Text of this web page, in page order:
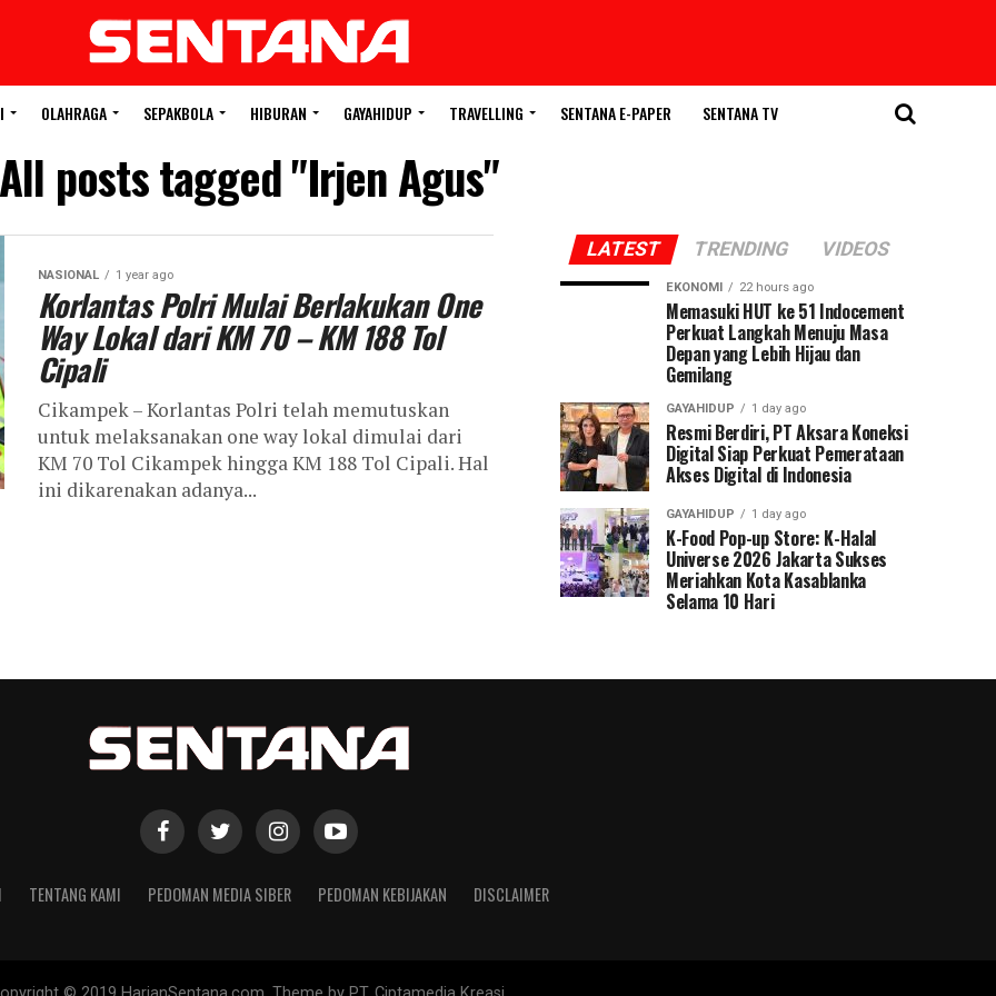
OLAHRAGA SEPAKBOLA HIBURAN GAYAHIDUP TRAVELLING SENTANA E-PAPER SENTANA TV
All posts tagged "Irjen Agus"
NASIONAL 1 year ago
Korlantas Polri Mulai Berlakukan One
Way Lokal dari KM 70 – KM 188 Tol
Cipali
Cikampek – Korlantas Polri telah memutuskan
untuk melaksanakan one way lokal dimulai dari
KM 70 Tol Cikampek hingga KM 188 Tol Cipali. Hal
ini dikarenakan adanya...
LATEST TRENDING VIDEOS
EKONOMI 22 hours ago
Memasuki HUT ke 51 Indocement
Perkuat Langkah Menuju Masa
Depan yang Lebih Hijau dan
Gemilang
GAYAHIDUP 1 day ago
Resmi Berdiri, PT Aksara Koneksi
Digital Siap Perkuat Pemerataan
Akses Digital di Indonesia
GAYAHIDUP 1 day ago
K-Food Pop-up Store: K-Halal
Universe 2026 Jakarta Sukses
Meriahkan Kota Kasablanka
Selama 10 Hari
TENTANG KAMI PEDOMAN MEDIA SIBER PEDOMAN KEBIJAKAN DISCLAIMER